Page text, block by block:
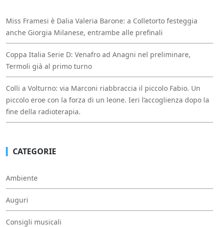
Miss Framesi è Dalia Valeria Barone: a Colletorto festeggia
anche Giorgia Milanese, entrambe alle prefinali
Coppa Italia Serie D: Venafro ad Anagni nel preliminare,
Termoli già al primo turno
Colli a Volturno: via Marconi riabbraccia il piccolo Fabio. Un
piccolo eroe con la forza di un leone. Ieri l’accoglienza dopo la
fine della radioterapia.
CATEGORIE
Ambiente
Auguri
Consigli musicali